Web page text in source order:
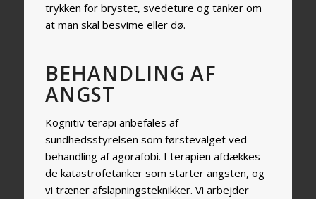
trykken for brystet, svedeture og tanker om
at man skal besvime eller dø.
BEHANDLING AF
ANGST
Kognitiv terapi anbefales af
sundhedsstyrelsen som førstevalget ved
behandling af agorafobi. I terapien afdækkes
de katastrofetanker som starter angsten, og
vi træner afslapningsteknikker. Vi arbejder